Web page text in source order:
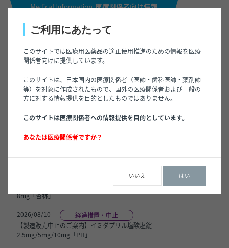
報
安全性・
情報
改訂
【「処方箋医薬品」指定解除に伴う表示変更のご案内】ラメルテオン錠
8mg「杏林」
2026/08/10
経過措置・中止
【製造販売中止のご案内】イミダプリル塩酸塩錠
2.5mg/5mg/10mg「PH」
ご利用にあたって
このサイトでは医療用医薬品の適正使用推進のための情報を医療
関係者向けに提供しています。
このサイトは、日本国内の医療関係者（医師・歯科医師・薬剤師
等）を対象に作成されたもので、国外の医療関係者および一般の
方に対する情報提供を目的としたものではありません。
このサイトは医療関係者への情報提供を目的としています。
あなたは医療関係者ですか？
いいえ はい